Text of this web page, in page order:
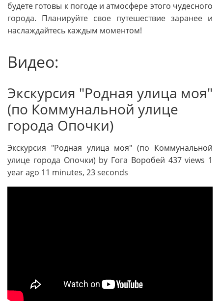
будете готовы к погоде и атмосфере этого чудесного
города. Планируйте свое путешествие заранее и
наслаждайтесь каждым моментом!
Видео:
Экскурсия "Родная улица моя"
(по Коммунальной улице
города Опочки)
Экскурсия "Родная улица моя" (по Коммунальной
улице города Опочки) by Гога Воробей 437 views 1
year ago 11 minutes, 23 seconds